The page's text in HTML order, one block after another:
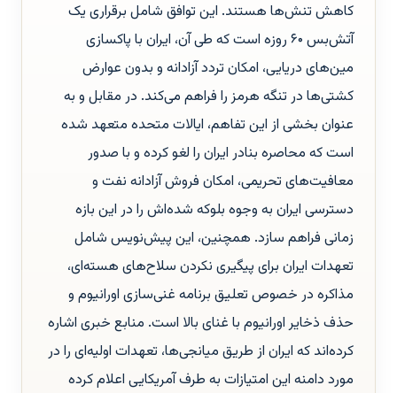
کاهش تنش‌ها هستند. این توافق شامل برقراری یک
آتش‌بس ۶۰ روزه است که طی آن، ایران با پاکسازی
مین‌های دریایی، امکان تردد آزادانه و بدون عوارض
کشتی‌ها در تنگه هرمز را فراهم می‌کند. در مقابل و به
عنوان بخشی از این تفاهم، ایالات متحده متعهد شده
است که محاصره بنادر ایران را لغو کرده و با صدور
معافیت‌های تحریمی، امکان فروش آزادانه نفت و
دسترسی ایران به وجوه بلوکه شده‌اش را در این بازه
زمانی فراهم سازد. همچنین، این پیش‌نویس شامل
تعهدات ایران برای پیگیری نکردن سلاح‌های هسته‌ای،
مذاکره در خصوص تعلیق برنامه غنی‌سازی اورانیوم و
حذف ذخایر اورانیوم با غنای بالا است. منابع خبری اشاره
کرده‌اند که ایران از طریق میانجی‌ها، تعهدات اولیه‌ای را در
مورد دامنه این امتیازات به طرف آمریکایی اعلام کرده